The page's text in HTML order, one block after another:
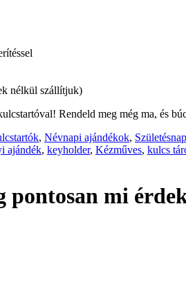
nélkül szállítjuk)
Rendeld meg még ma, és
, Névnapi ajándékok,
ajándék, keyholder, Kézműves, kulcs
pontosan mi